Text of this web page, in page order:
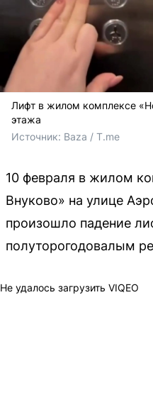
Лифт в жилом комплексе
этажа
Источник: Baza / T.me
10 февраля в жилом
Внуково» на улице
произошло падение
полуторогодовалым
Не удалось загрузить VIQEO